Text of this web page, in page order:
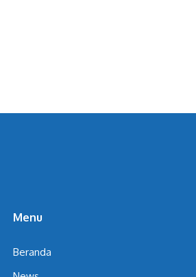
Menu
Beranda